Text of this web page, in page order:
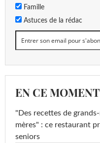
Famille
Astuces de la rédac
EN CE MOMENT
"Des recettes de
mères" : ce restaurant
seniors